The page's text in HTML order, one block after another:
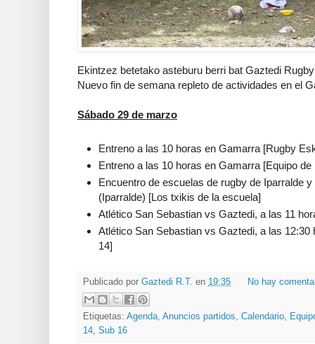
Ekintzez betetako asteburu berri bat Gaztedi
Nuevo fin de semana repleto de actividades en el
Sábado 29 de marzo
Entreno a las 10 horas en Gamarra [Rugby
Entreno a las 10 horas en Gamarra [Equipo de
Encuentro de escuelas de rugby de Iparralde
(Iparralde) [Los txikis de la escuela]
Atlético San Sebastian vs Gaztedi, a las 11
Atlético San Sebastian vs Gaztedi, a las 12:30
14]
Publicado por Gaztedi R.T. en 19:35 No hay
Etiquetas: Agenda Anuncios partidos Calendario
14 Sub 16